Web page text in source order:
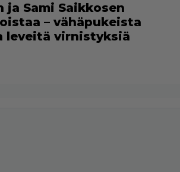
ja Sami Saikkosen
– vähäpukeista
leveitä virnistyksiä